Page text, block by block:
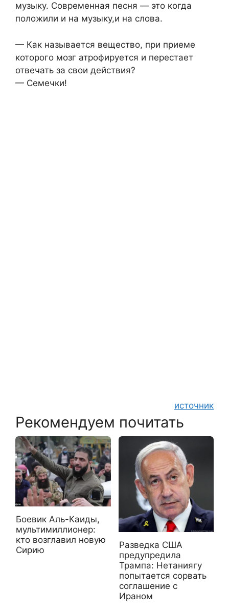
музыку. Современная песня — это когда
положили и на музыку,и на слова.
— Как называется вещество, при приеме
которого мозг атрофируется и перестает
отвечать за свои действия?
— Семечки!
источник
Рекомендуем почитать
Боевик Аль-Каиды,
мультимиллионер:
кто возглавил новую
Сирию
Разведка США
предупредила
Трампа: Нетаниягу
попытается сорвать
соглашение с
Ираном